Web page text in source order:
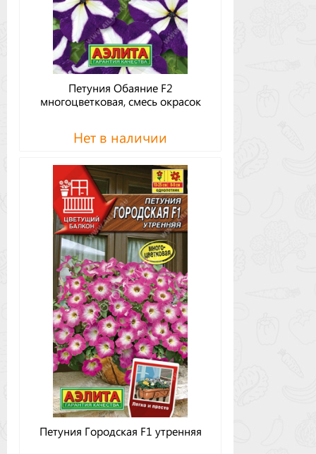
Петуния Обаяние F2
многоцветковая, смесь окрасок
Нет в наличии
Петуния Городская F1 утренняя